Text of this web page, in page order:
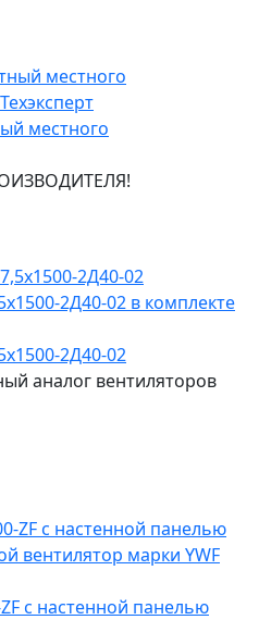
местного
2Д40-02
аналог вентиляторов
с настенной панелью